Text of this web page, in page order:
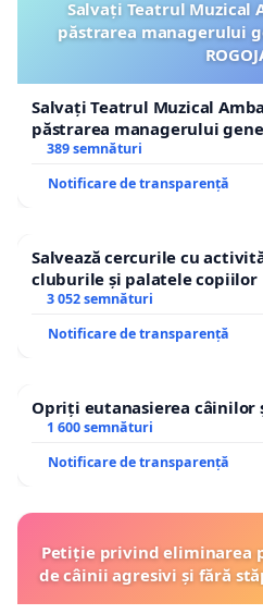
Salvați Teatrul Muzical
păstrarea managerului
Salvați Teatrul Muzical
păstrarea managerului
ROGOJAN
389 semnături
Notificare de transparență
Salvează cercurile cu
cluburile și palatele copiilor
3 052 semnături
Notificare de transparență
Opriți eutanasierea câinilor
1 600 semnături
Notificare de transparență
Petiție privind eliminarea
de câinii agresivi și fără